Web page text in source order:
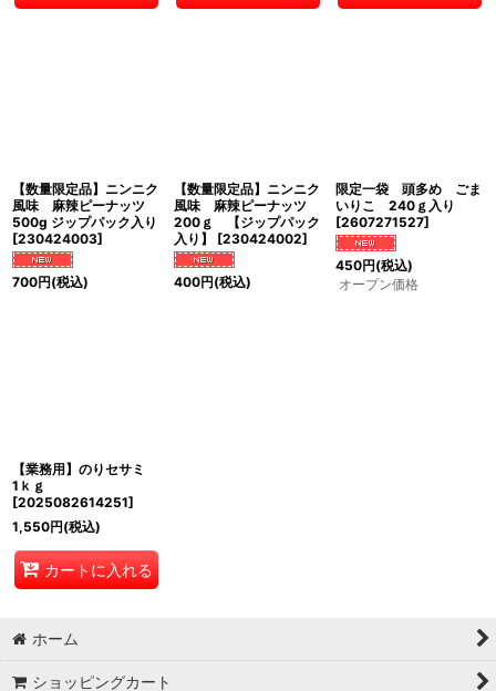
【数量限定品】ニンニク
風味 麻辣ピーナッツ
500g ジップパック入り
[230424003]
700円(税込)
【数量限定品】ニンニク
風味 麻辣ピーナッツ
200ｇ 【ジップパック
入り】
[230424002]
400円(税込)
限定一袋 頭多め ごま
いりこ 240ｇ入り
[2607271527]
450円(税込)
オープン価格
【業務用】のりセサミ
1ｋｇ
[2025082614251]
1,550円(税込)
カートに入れる
ホーム
ショッピングカート